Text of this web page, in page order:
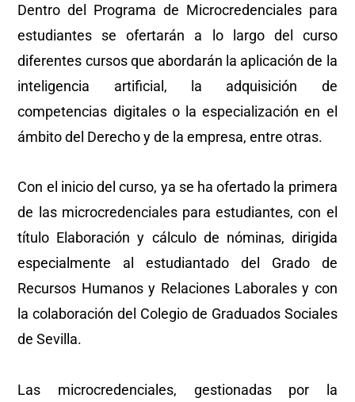
Dentro del Programa de Microcredenciales para
estudiantes se ofertarán a lo largo del curso
diferentes cursos que abordarán la aplicación de la
inteligencia artificial, la adquisición de
competencias digitales o la especialización en el
ámbito del Derecho y de la empresa, entre otras.
Con el inicio del curso, ya se ha ofertado la primera
de las microcredenciales para estudiantes, con el
título Elaboración y cálculo de nóminas, dirigida
especialmente al estudiantado del Grado de
Recursos Humanos y Relaciones Laborales y con
la colaboración del Colegio de Graduados Sociales
de Sevilla.
Las microcredenciales, gestionadas por la